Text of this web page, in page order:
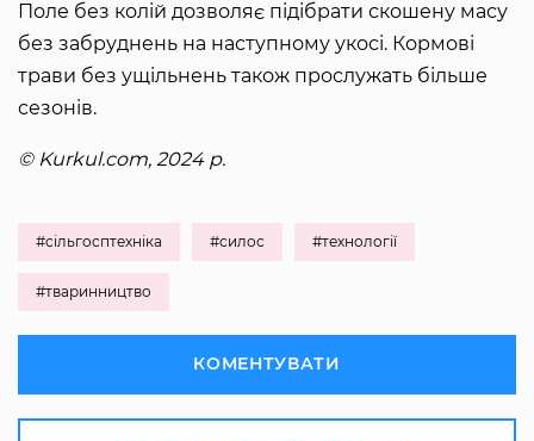
Поле без колій дозволяє підібрати скошену масу
без забруднень на наступному укосі. Кормові
трави без ущільнень також прослужать більше
сезонів.
© Kurkul.com, 2024 р.
#сільгосптехніка #силос #технології
#тваринництво
КОМЕНТУВАТИ